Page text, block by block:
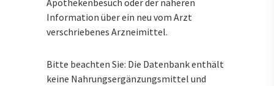
Information über ein neu vom Arzt
verschriebenes Arzneimittel.
Bitte beachten Sie: Die Datenbank enthält
keine Nahrungsergänzungsmittel und